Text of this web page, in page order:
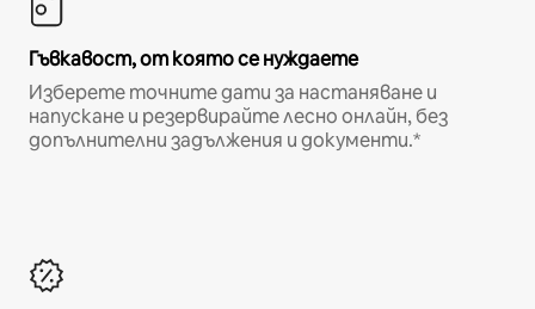
Гъвкавост, от която се нуждаете
Изберете точните дати за настаняване и
напускане и резервирайте лесно онлайн, без
допълнителни задължения и документи.*